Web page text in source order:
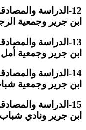
12-الدراسة
ابن جرير وجمعية
13-الدراسة
ابن جرير وجمعية
14-الدراسة
ابن جرير وجمعية
15-الدراسة
ابن جرير ونادي